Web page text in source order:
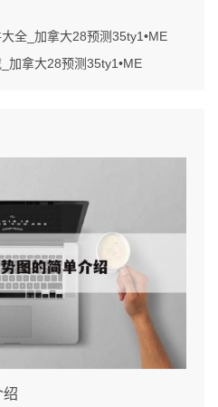
全_加拿大28预测35ty1 •ME
加拿大28预测35ty1 •ME
绍